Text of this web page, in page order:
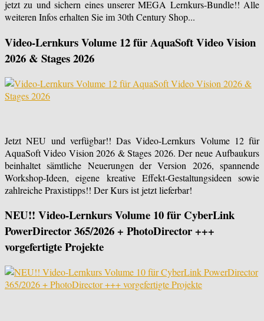
jetzt zu und sichern eines unserer MEGA Lernkurs-Bundle!! Alle
weiteren Infos erhalten Sie im 30th Century Shop...
Video-Lernkurs Volume 12 für AquaSoft Video Vision
2026 & Stages 2026
Jetzt NEU und verfügbar!! Das Video-Lernkurs Volume 12 für
AquaSoft Video Vision 2026 & Stages 2026. Der neue Aufbaukurs
beinhaltet sämtliche Neuerungen der Version 2026, spannende
Workshop-Ideen, eigene kreative Effekt-Gestaltungsideen sowie
zahlreiche Praxistipps!! Der Kurs ist jetzt lieferbar!
NEU!! Video-Lernkurs Volume 10 für CyberLink
PowerDirector 365/2026 + PhotoDirector +++
vorgefertigte Projekte